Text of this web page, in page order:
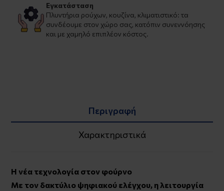
Εγκατάσταση
Πλυντήρια ρούχων, κουζίνα, κλιματιστικό: τα
συνδέουμε στον χώρο σας, κατόπιν συνεννόησης
και με χαμηλό επιπλέον κόστος.
Περιγραφή
Χαρακτηριστικά
Η νέα τεχνολογία στον φούρνο
Με τον δακτύλιο ψηφιακού ελέγχου, η λειτουργία